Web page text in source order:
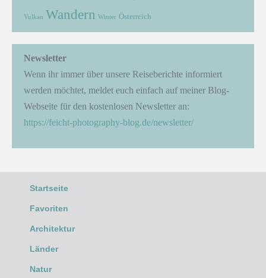
Vulkan Wandern Winter Österreich
Newsletter
Wenn ihr immer über unsere Reiseberichte informiert
werden möchtet, meldet euch einfach auf meiner Blog-
Webseite für den kostenlosen Newsletter an:
https://feicht-photography-blog.de/newsletter/
Startseite
Favoriten
Architektur
Länder
Natur